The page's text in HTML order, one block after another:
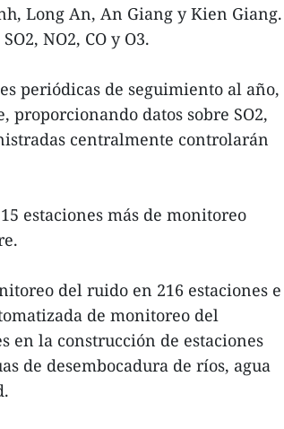
Long An, An Giang y Kien Giang.
NO2, CO y O3.
periódicas de seguimiento al año,
datos sobre SO2,
centralmente controlarán
estaciones más de monitoreo
del ruido en 216 estaciones e
de monitoreo del
en la construcción de estaciones
de desembocadura de ríos, agua